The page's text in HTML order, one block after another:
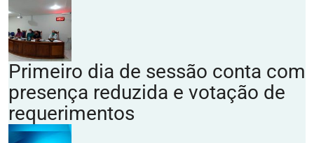
Primeiro dia de sessão conta com
presença reduzida e votação de
requerimentos